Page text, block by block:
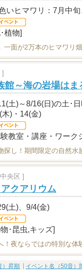
いヒマワリ：7月中
植物]
一面が2万本のヒマワリ
]
館～海の岩場はま
土)～8/16(日)の土･
木)・14(金)
教室・講座・ワーク
探し！期間限定の自然水
央区 ]
クアリウム
土)、9/4(金)
･昆虫,キッズ]
！夜ならではの特別な体
）昇順 イベント名（50音）